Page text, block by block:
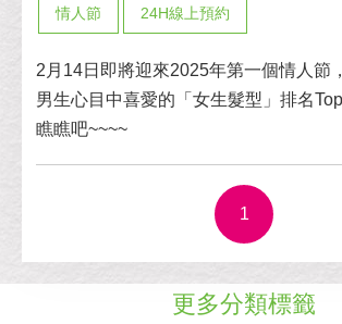
情人節 24H線上預約
2月14日即將迎來2025年第一個情人節
男生心目中喜愛的「女生髮型」排名
瞧瞧吧~~~~
1
更多分類標籤